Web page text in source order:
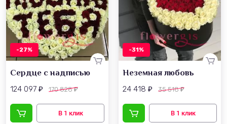
-27%
Сердце с надписью
124 097 ₽ 170 828₽
-31%
Неземная любовь
24 418 ₽ 35 518₽